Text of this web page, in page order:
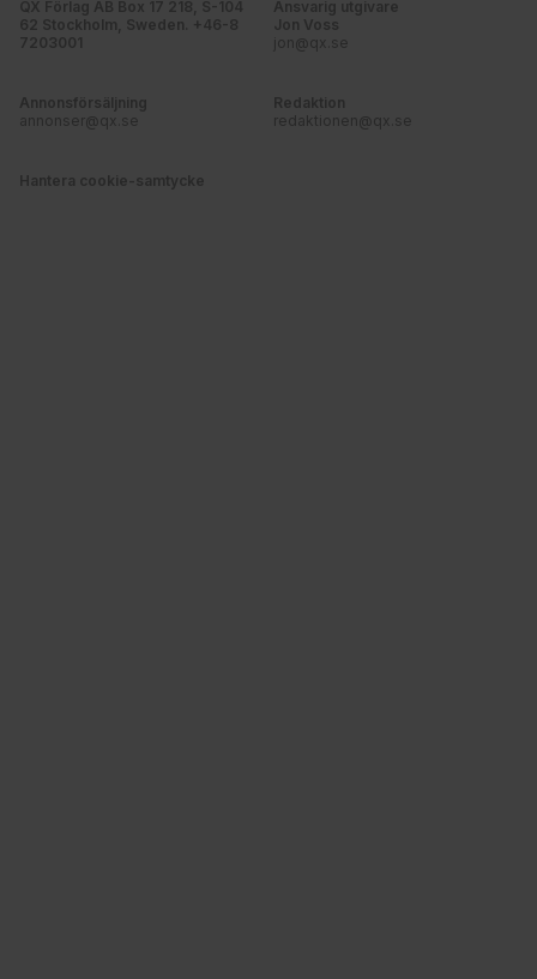
QX Förlag AB Box 17 218, S-104
62 Stockholm, Sweden. +46-8
7203001
Ansvarig utgivare
Jon Voss
jon@qx.se
Annonsförsäljning
annonser@qx.se
Redaktion
redaktionen@qx.se
Hantera cookie-samtycke